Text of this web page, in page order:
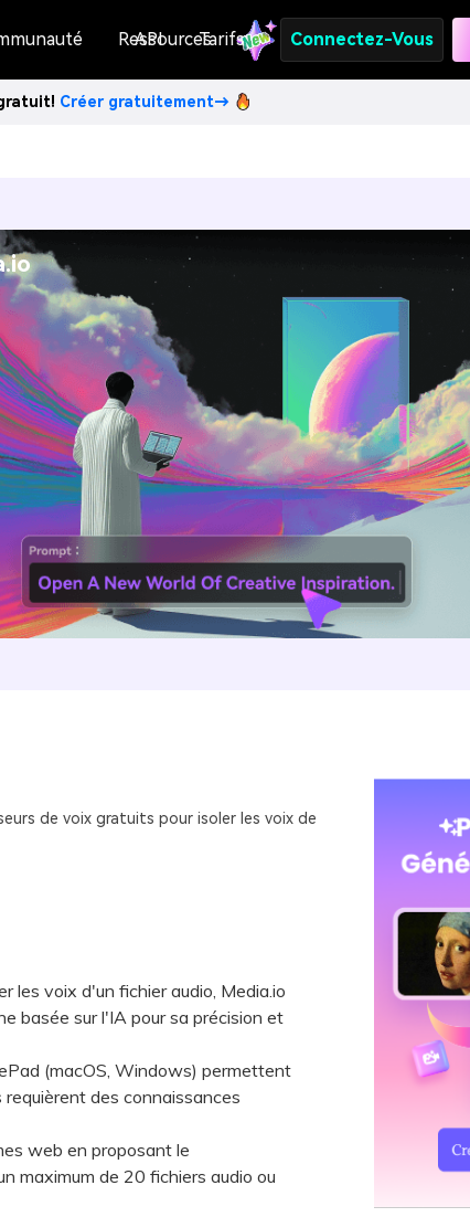
Ressources
API Tarifs Connectez-Vous
Créer gratuitement→
de voix gratuits pour isoler les voix de
les voix d'un fichier audio, Media.io
basée sur l'IA pour sa précision et
(macOS, Windows) permettent
des connaissances
web en proposant le
maximum de 20 fichiers audio ou